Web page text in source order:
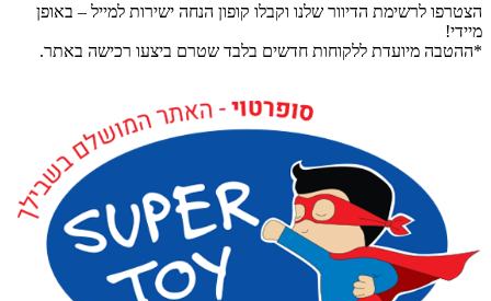
הצטרפו לרשימת הדיוור שלנו וקבלו קופון הנחה ישירות למייל – באופן
מיידי!
*ההטבה מיועדת ללקוחות חדשים בלבד שטרם ביצעו רכישה באתר.